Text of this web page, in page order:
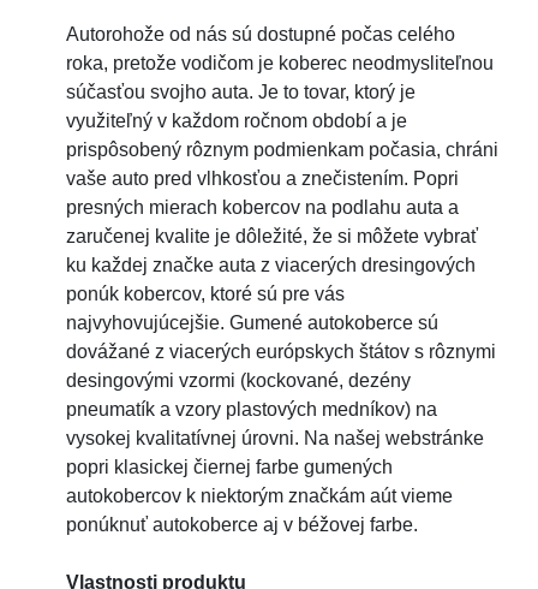
Autorohože od nás sú dostupné počas celého
roka, pretože vodičom je koberec neodmysliteľnou
súčasťou svojho auta. Je to tovar, ktorý je
využiteľný v každom ročnom období a je
prispôsobený rôznym podmienkam počasia, chráni
vaše auto pred vlhkosťou a znečistením. Popri
presných mierach kobercov na podlahu auta a
zaručenej kvalite je dôležité, že si môžete vybrať
ku každej značke auta z viacerých dresingových
ponúk kobercov, ktoré sú pre vás
najvyhovujúcejšie. Gumené autokoberce sú
dovážané z viacerých európskych štátov s rôznymi
desingovými vzormi (kockované, dezény
pneumatík a vzory plastových medníkov) na
vysokej kvalitatívnej úrovni. Na našej webstránke
popri klasickej čiernej farbe gumených
autokobercov k niektorým značkám aút vieme
ponúknuť autokoberce aj v béžovej farbe.
Vlastnosti produktu